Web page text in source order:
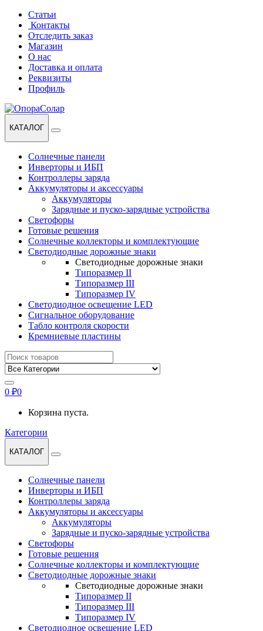
Перейти
навигации
Перейти
содержанию
Статьи
Контакты
Отследить заказ
Магазин
О нас
Доставка и оплата
Реквизиты
Профиль
КАТАЛОГ
Солнечные панели
Инверторы и ИБП
Контроллеры заряда
Аккумуляторы и аксессуары
Аккумуляторы
Зарядные и пуско-зарядные устройства
Светофоры
Готовые решения
Солнечные коллекторы и комплектующие
Светодиодные дорожные знаки
Светодиодные дорожные знаки
Типоразмер II
Типоразмер III
Типоразмер IV
Светодиодное освещение LED
Сигнальное оборудование
Табло контроля скорости
Кремниевые пластины
Найти:
0 ₽0
Корзина пуста.
Категории
КАТАЛОГ
Солнечные панели
Инверторы и ИБП
Контроллеры заряда
Аккумуляторы и аксессуары
Аккумуляторы
Зарядные и пуско-зарядные устройства
Светофоры
Готовые решения
Солнечные коллекторы и комплектующие
Светодиодные дорожные знаки
Светодиодные дорожные знаки
Типоразмер II
Типоразмер III
Типоразмер IV
Светодиодное освещение LED